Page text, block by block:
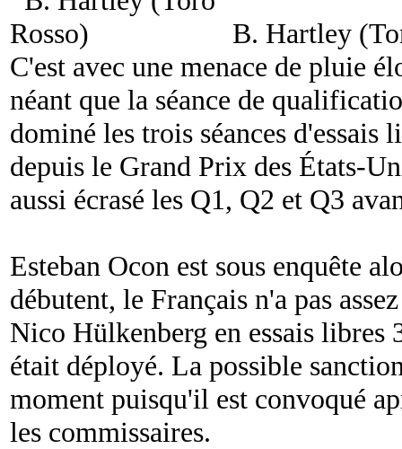
B. Hartley
C'est avec une menace de pluie
néant que la séance de
dominé les trois séances d'essais
depuis le Grand Prix des États-
aussi écrasé les Q1, Q2 et Q3
Esteban Ocon est sous enquête
débutent, le Français n'a pas
Nico Hülkenberg en essais libres
était déployé. La possible
moment puisqu'il est convoqué
les commissaires.